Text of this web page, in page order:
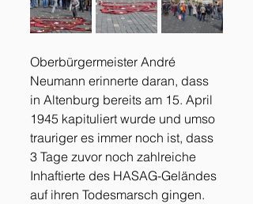
Oberbürgermeister André
Neumann erinnerte daran, dass
in Altenburg bereits am 15. April
1945 kapituliert wurde und umso
trauriger es immer noch ist, dass
3 Tage zuvor noch zahlreiche
Inhaftierte des HASAG-Geländes
auf ihren Todesmarsch gingen.